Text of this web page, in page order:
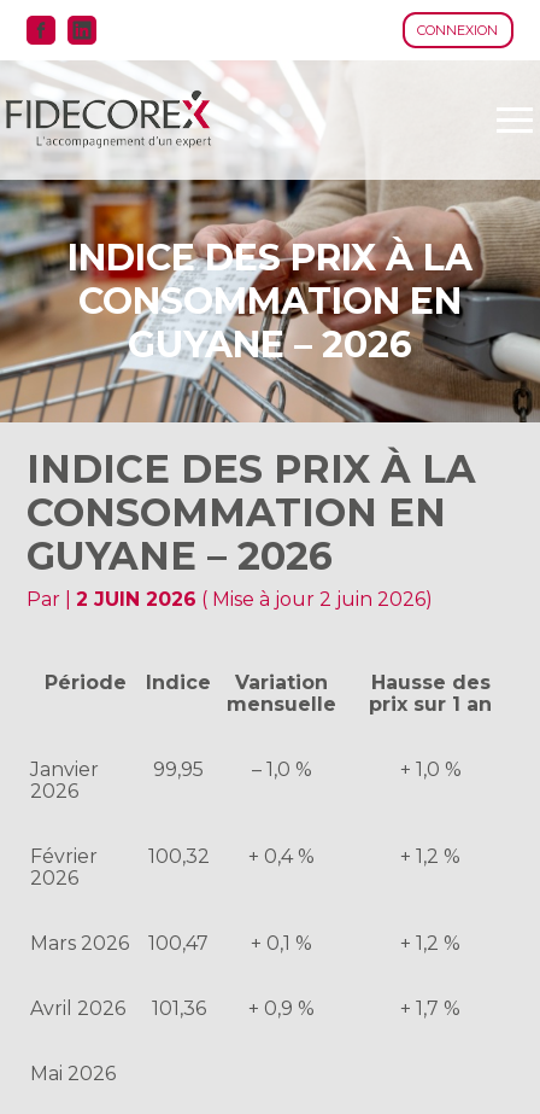
CONNEXION
Aller
INDICE DES PRIX À LA
CONSOMMATION EN
GUYANE – 2026
INDICE DES PRIX À LA
CONSOMMATION EN
GUYANE – 2026
Par |2 JUIN 2026 ( Mise à jour 2 juin 2026)
Période Indice
Variation
mensuelle
Hausse des
prix sur 1 an
Janvier
2026
99,95 – 1,0 % + 1,0 %
Février
2026
100,32 + 0,4 % + 1,2 %
Mars 2026 100,47 + 0,1 % + 1,2 %
Avril 2026 101,36 + 0,9 % + 1,7 %
Mai 2026